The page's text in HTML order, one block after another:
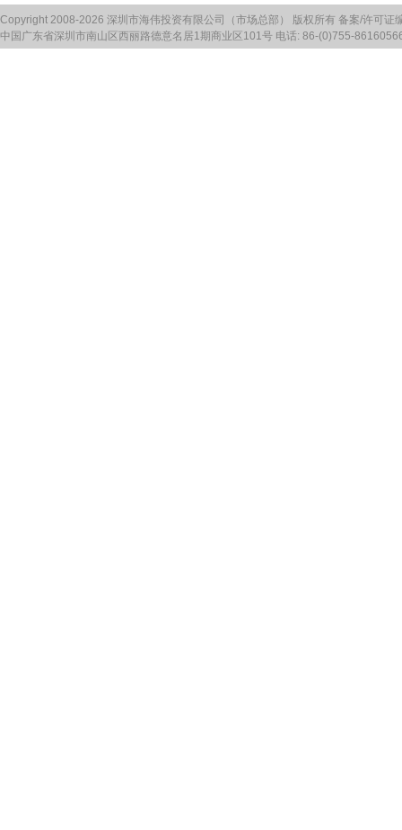
Copyright 2008-2026 深圳市海伟投资有限公司（市场总部） 版权所有 备案/许可证
中国广东省深圳市南山区西丽路德意名居1期商业区101号 电话: 86-(0)755-